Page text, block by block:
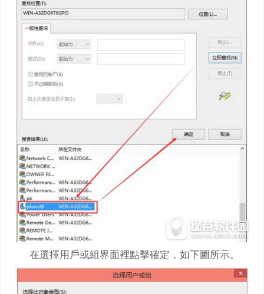
在選擇用戶或組界面裡點擊確定，如下圖所示。